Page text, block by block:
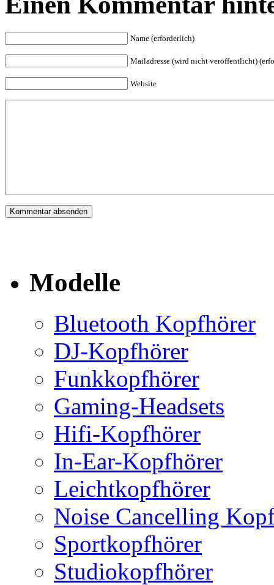
Name (erforderlich)
Mailadresse (wird nicht veröffentlicht)
Website
Modelle
Bluetooth Kopfhörer
DJ-Kopfhörer
Funkkopfhörer
Gaming-Headsets
Hifi-Kopfhörer
In-Ear-Kopfhörer
Leichtkopfhörer
Noise Cancelling
Sportkopfhörer
Studiokopfhörer